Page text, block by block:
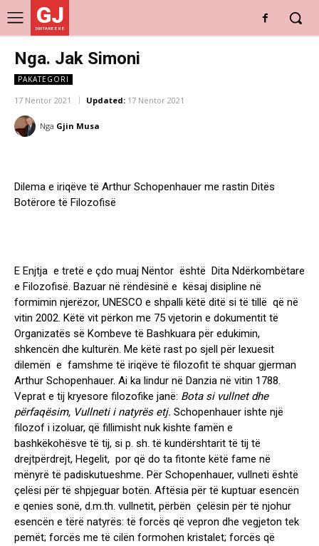
GJ
DRITARE E RE
Nga. Jak Simoni
PAKATEGORI
17 Nëntor 2021 Updated: 17 Nëntor 2021
Nga Gjin Musa
Dilema e iriqëve të Arthur Schopenhauer me rastin Ditës
Botërore të Filozofisë
E Enjtja e tretë e çdo muaj Nëntor është Dita Ndërkombëtare
e Filozofisë. Bazuar në rëndësinë e kësaj disipline në
formimin njerëzor, UNESCO e shpalli këtë ditë si të tillë që në
vitin 2002. Këtë vit përkon me 75 vjetorin e dokumentit të
Organizatës së Kombeve të Bashkuara për edukimin,
shkencën dhe kulturën. Me këtë rast po sjell për lexuesit
dilemën e famshme të iriqëve të filozofit të shquar gjerman
Arthur Schopenhauer. Ai ka lindur në Danzia në vitin 1788.
Veprat e tij kryesore filozofike janë: Bota si vullnet dhe
përfaqësim, Vullneti i natyrës etj. Schopenhauer ishte një
filozof i izoluar, që fillimisht nuk kishte famën e
bashkëkohësve të tij, si p. sh. të kundërshtarit të tij të
drejtpërdrejt, Hegelit, por që do ta fitonte këtë fame në
mënyrë të padiskutueshme. Për Schopenhauer, vullneti është
çelësi për të shpjeguar botën. Aftësia për të kuptuar esencën
e qenies sonë, d.m.th. vullnetit, përbën çelësin për të njohur
esencën e tërë natyrës: të forcës që vepron dhe vegjeton tek
pemët; forcës me të cilën formohen kristalet; forcës që